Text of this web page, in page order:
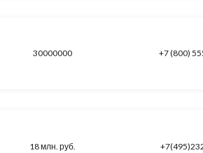
30000000 +7 (800)
18 млн. руб.